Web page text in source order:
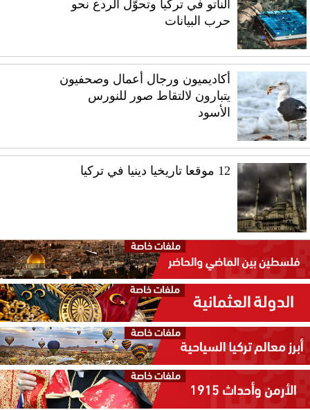
الناتو في تركيا وتحوّل الردع نحو
حرب البيانات
أكاديميون ورجال أعمال وصحفيون
يتبارون لالتقاط صور للنورس
الأسود
12 موقعا تاريخيا دينيا في تركيا